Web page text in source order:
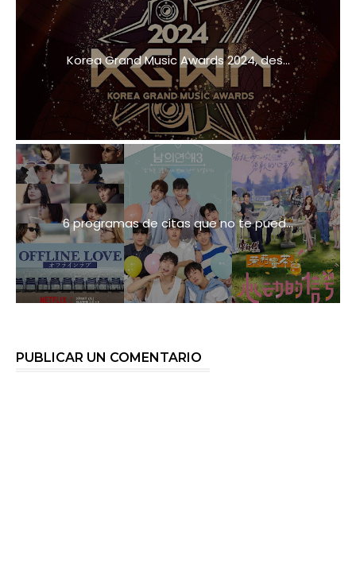
Korea Grand Music Awards 2024, des...
6 programas de citas que no te pued...
PUBLICAR UN COMENTARIO